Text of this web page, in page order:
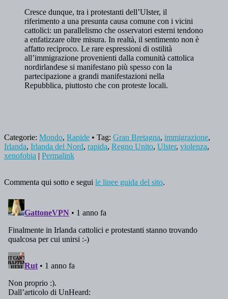
Cresce dunque, tra i protestanti dell’Ulster, il
riferimento a una presunta causa comune con i vicini
cattolici: un parallelismo che osservatori esterni tendono
a enfatizzare oltre misura. In realtà, il sentimento non è
affatto reciproco. Le rare espressioni di ostilità
all’immigrazione provenienti dalla comunità cattolica
nordirlandese si manifestano più spesso con la
partecipazione a grandi manifestazioni nella
Repubblica, piuttosto che con proteste locali.
Categorie: Mondo, Rapide • Tag: Gran Bretagna, immigrazione,
Irlanda, Irlanda del Nord, rapida, Regno Unito, Ulster, violenza,
xenofobia | Permalink
Commenta qui sotto e segui le linee guida del sito.